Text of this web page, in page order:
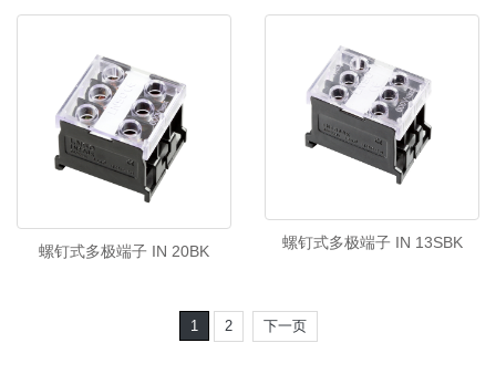
螺钉式多极端子 IN 20BK
螺钉式多极端子 IN 13SBK
1 2 下一页